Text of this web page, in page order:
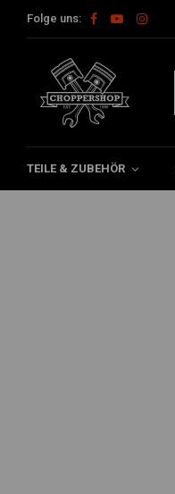
Folge uns:
TEILE & ZUBEHÖR
Home The Garage